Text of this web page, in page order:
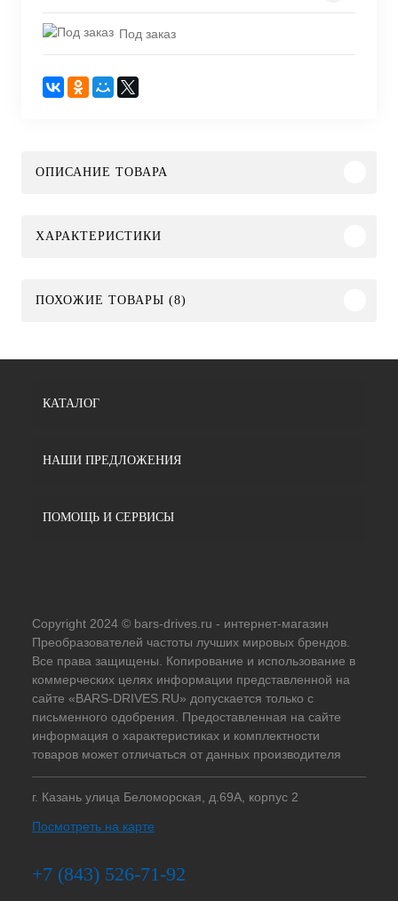
Под заказ
ОПИСАНИЕ ТОВАРА
ХАРАКТЕРИСТИКИ
ПОХОЖИЕ ТОВАРЫ (8)
КАТАЛОГ
НАШИ ПРЕДЛОЖЕНИЯ
ПОМОЩЬ И СЕРВИСЫ
Copyright 2024 © bars-drives.ru - интернет-магазин
Преобразователей частоты лучших мировых брендов.
Все права защищены. Копирование и использование в
коммерческих целях информации представленной на
сайте «BARS-DRIVES.RU» допускается только с
письменного одобрения. Предоставленная на сайте
информация о характеристиках и комплектности
товаров может отличаться от данных производителя
г. Казань улица Беломорская, д.69А, корпус 2
Посмотреть на карте
+7 (843) 526-71-92